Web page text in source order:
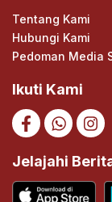
Tentang Kami
Hubungi Kami
Pedoman Media
Ikuti Kami
Jelajahi